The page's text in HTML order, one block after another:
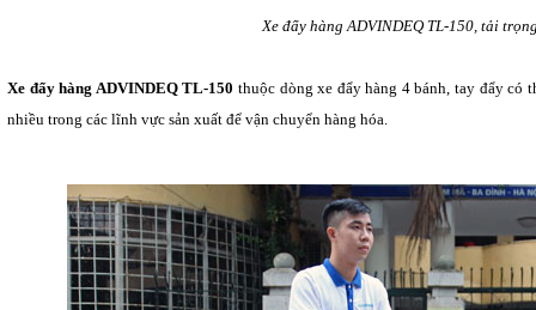
Xe đẩy hàng ADVINDEQ TL-150, tải
Xe đẩy hàng ADVINDEQ TL-150 thuộc dòng xe đẩy hàng 4 bánh, tay đẩy có
nhiều trong các lĩnh vực sản xuất để vận chuyển hàng hóa.